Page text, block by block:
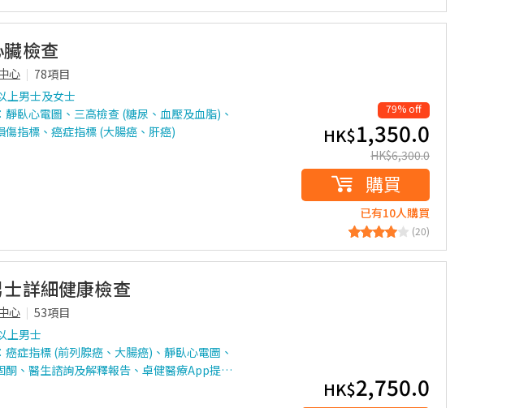
檢查
心
78項目
上男士及女士
靜臥心電圖、三高檢查 (糖尿、血壓及血脂)、
傷指標、癌症指標 (大腸癌、肝癌)
79% off
HK$1,350.0
HK$6,300.0
購買
已有10人購買
(20)
詳細健康檢查
心
53項目
上男士
癌症指標 (前列腺癌、大腸癌)、靜臥心電圖、
酮、醫生諮詢及解釋報告、卓健醫療App提…
HK$2,750.0